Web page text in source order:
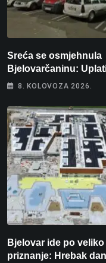
Sreća se osmjehnula
Bjelovarčaninu:
samo 4 eura, a osvojio
8. KOLOVOZA 2026.
Bjelovar ide po veliko
priznanje: Hrebak